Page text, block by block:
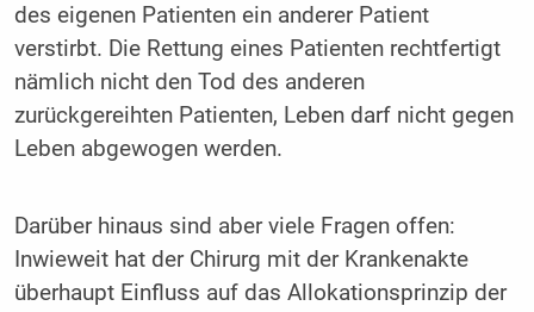
des eigenen Patienten ein anderer Patient
verstirbt. Die Rettung eines Patienten rechtfertigt
nämlich nicht den Tod des anderen
zurückgereihten Patienten, Leben darf nicht gegen
Leben abgewogen werden.
Darüber hinaus sind aber viele Fragen offen:
Inwieweit hat der Chirurg mit der Krankenakte
überhaupt Einfluss auf das Allokationsprinzip der